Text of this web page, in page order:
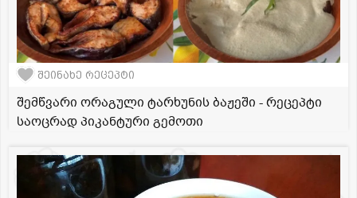
შეინახე რეცეპტი
შემწვარი ორაგული ტარხუნის ბაჟეში - რეცეპტი
საოცრად პიკანტური გემოთი